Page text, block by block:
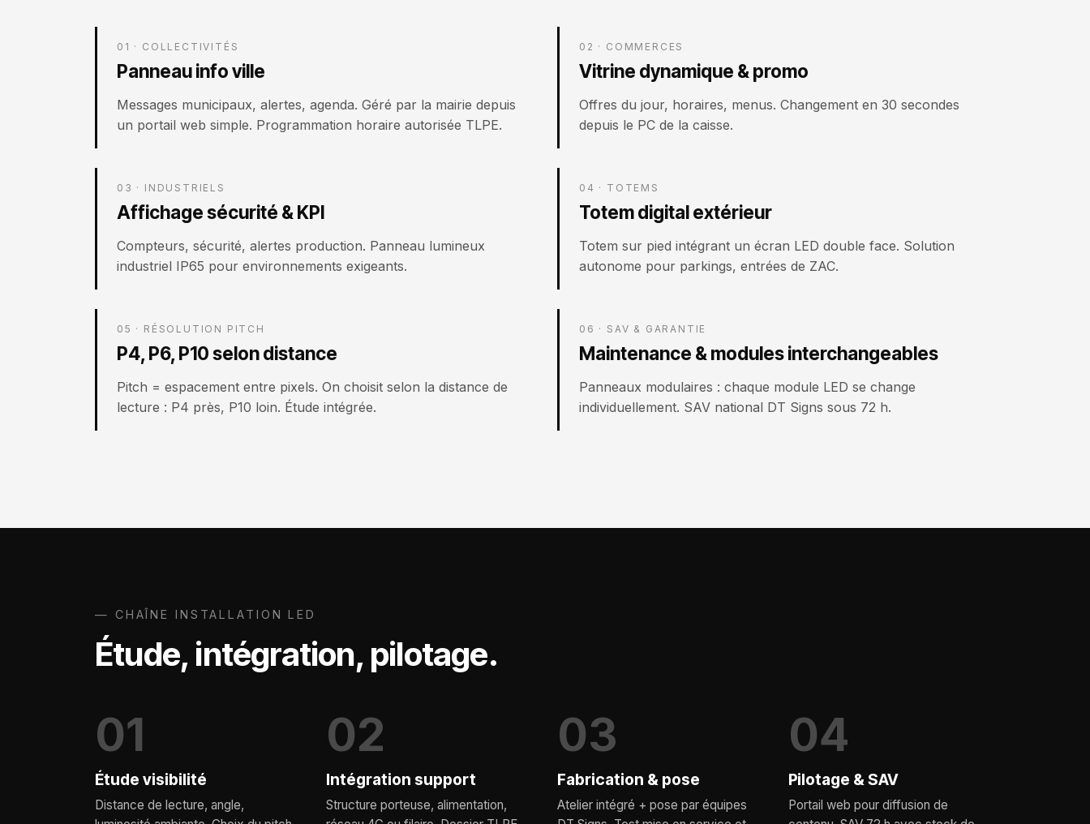
01 · COLLECTIVITÉS
Panneau info ville
Messages municipaux, alertes, agenda. Géré par la mairie depuis
un portail web simple. Programmation horaire autorisée TLPE.
02 · COMMERCES
Vitrine dynamique & promo
Offres du jour, horaires, menus. Changement en 30 secondes
depuis le PC de la caisse.
03 · INDUSTRIELS
Affichage sécurité & KPI
Compteurs, sécurité, alertes production. Panneau lumineux
industriel IP65 pour environnements exigeants.
04 · TOTEMS
Totem digital extérieur
Totem sur pied intégrant un écran LED double face. Solution
autonome pour parkings, entrées de ZAC.
05 · RÉSOLUTION PITCH
P4, P6, P10 selon distance
Pitch = espacement entre pixels. On choisit selon la distance de
lecture : P4 près, P10 loin. Étude intégrée.
06 · SAV & GARANTIE
Maintenance & modules interchangeables
Panneaux modulaires : chaque module LED se change
individuellement. SAV national DT Signs sous 72 h.
— CHAÎNE INSTALLATION LED
Étude, intégration, pilotage.
01
Étude visibilité
Distance de lecture, angle,
02
Intégration support
Structure porteuse, alimentation,
03
Fabrication & pose
Atelier intégré + pose par équipes
04
Pilotage & SAV
Portail web pour diffusion de